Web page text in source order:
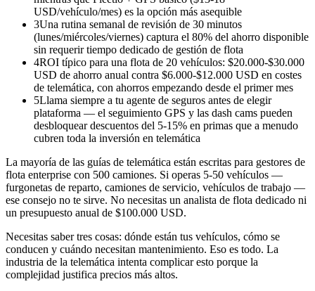
USD/vehículo/mes) es la opción más asequible
3Una rutina semanal de revisión de 30 minutos
(lunes/miércoles/viernes) captura el 80% del ahorro disponible
sin requerir tiempo dedicado de gestión de flota
4ROI típico para una flota de 20 vehículos: $20.000-$30.000
USD de ahorro anual contra $6.000-$12.000 USD en costes
de telemática, con ahorros empezando desde el primer mes
5Llama siempre a tu agente de seguros antes de elegir
plataforma — el seguimiento GPS y las dash cams pueden
desbloquear descuentos del 5-15% en primas que a menudo
cubren toda la inversión en telemática
La mayoría de las guías de telemática están escritas para gestores de
flota enterprise con 500 camiones. Si operas 5-50 vehículos —
furgonetas de reparto, camiones de servicio, vehículos de trabajo —
ese consejo no te sirve. No necesitas un analista de flota dedicado ni
un presupuesto anual de $100.000 USD.
Necesitas saber tres cosas: dónde están tus vehículos, cómo se
conducen y cuándo necesitan mantenimiento. Eso es todo. La
industria de la telemática intenta complicar esto porque la
complejidad justifica precios más altos.